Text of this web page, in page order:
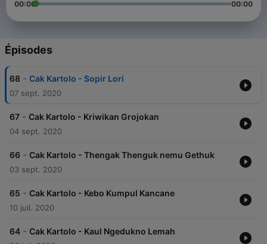
00:00 00:00
Épisodes
68 - Cak Kartolo - Sopir Lori
07 sept. 2020
67 - Cak Kartolo - Kriwikan Grojokan
04 sept. 2020
66 - Cak Kartolo - Thengak Thenguk nemu Gethuk
03 sept. 2020
65 - Cak Kartolo - Kebo Kumpul Kancane
10 juil. 2020
64 - Cak Kartolo - Kaul Ngedukno Lemah